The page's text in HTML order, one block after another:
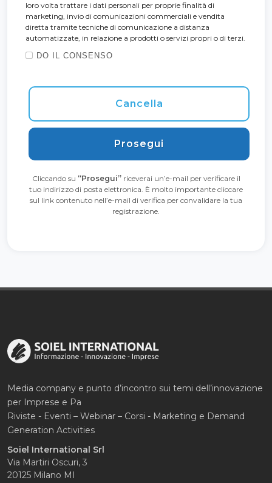
loro volta trattare i dati personali per proprie finalità di
marketing, invio di comunicazioni commerciali e vendita
diretta tramite tecniche di comunicazione a distanza
automatizzate, in relazione a prodotti o servizi propri o di terzi.
DO IL CONSENSO
Cancella
Prosegui
Cliccando su “Prosegui”riceverai un’e-mail per verificare il
tuo indirizzo di posta elettronica. È molto importante cliccare
sul link contenuto nell’e-mail di verifica per convalidare la tua
registrazione.
Media company e punto d’incontro sui temi dell’innovazione
per Imprese e Pa
Riviste - Eventi – Webinar – Corsi - Marketing e Demand
Generation Activities
Soiel International Srl
Via Martiri Oscuri, 3
20125 Milano MI